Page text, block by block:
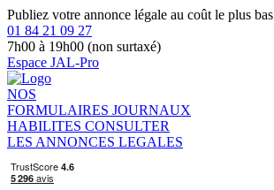
Publiez votre annonce légale au coût le plus bas
01 84 21 09 27
7h00 à 19h00 (non surtaxé)
Espace JAL-Pro
NOS
FORMULAIRES JOURNAUX
HABILITES CONSULTER
LES ANNONCES LEGALES